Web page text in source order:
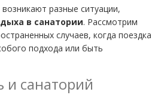
разные ситуации,
в санатории. Рассмотрим
случаев, когда поездка
подхода или быть
и санаторий